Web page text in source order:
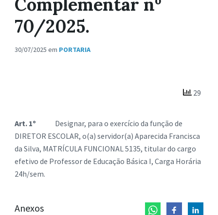
70/2025.
30/07/2025 em PORTARIA
29
Art. 1º Designar, para o exercício da função de
DIRETOR ESCOLAR, o(a) servidor(a) Aparecida Francisca
da Silva, MATRÍCULA FUNCIONAL 5135, titular do cargo
efetivo de Professor de Educação Básica I, Carga Horária
24h/sem.
Anexos